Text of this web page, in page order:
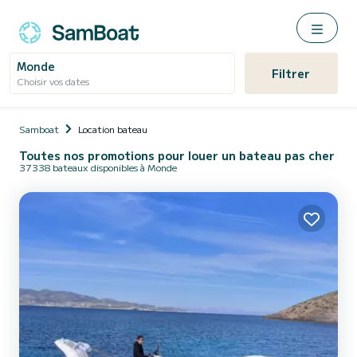
Monde
Choisir vos dates Filtrer
Samboat Location bateau
Toutes nos promotions pour louer un bateau pas cher
37338 bateaux disponibles à Monde